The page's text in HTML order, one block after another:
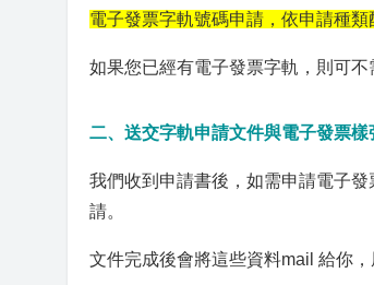
電子發票字軌號碼申請，依申請種類
如果您已經有電子發票字軌，則可不
二、送交字軌申請文件與電子發票
我們收到申請書後，如需申請電子
請。
文件完成後會將這些資料mail 給你